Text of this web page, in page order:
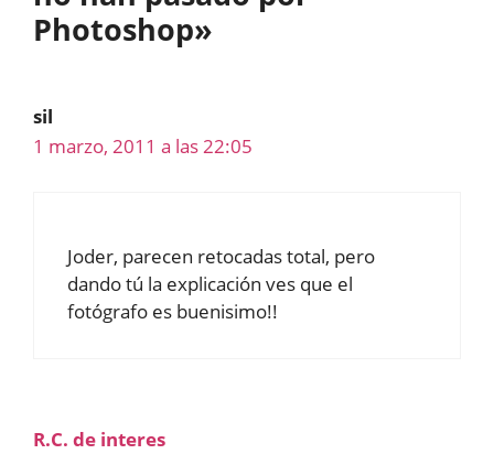
Photoshop»
sil
1 marzo, 2011 a las 22:05
Joder, parecen retocadas total, pero
dando tú la explicación ves que el
fotógrafo es buenisimo!!
R.C. de interes